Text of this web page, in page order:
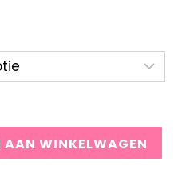
AAN WINKELWAGEN